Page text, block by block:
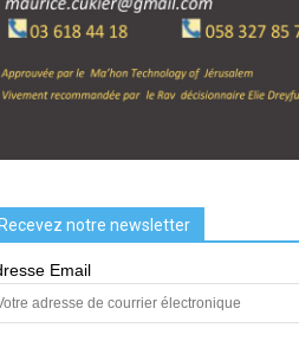
Recevez notre newsletter
Email